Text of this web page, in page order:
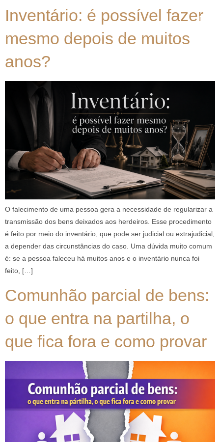
Inventário: é possível fazer
mesmo depois de muitos
anos?
O falecimento de uma pessoa gera a necessidade de regularizar a
transmissão dos bens deixados aos herdeiros. Esse procedimento
é feito por meio do inventário, que pode ser judicial ou extrajudicial,
a depender das circunstâncias do caso. Uma dúvida muito comum
é: se a pessoa faleceu há muitos anos e o inventário nunca foi
feito, […]
Comunhão parcial de bens:
o que entra na partilha, o
que fica fora e como provar